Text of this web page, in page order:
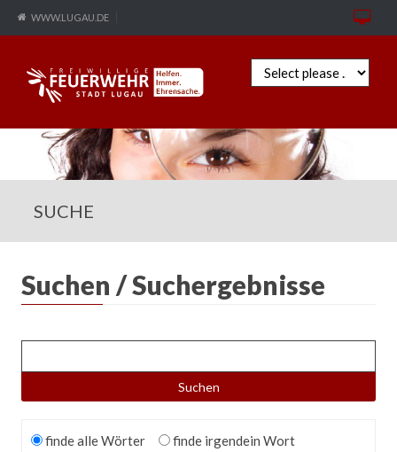
WWW.LUGAU.DE
Zielseite
SUCHE
Suchen / Suchergebnisse
Optionen
finde alle Wörter finde irgendein Wort